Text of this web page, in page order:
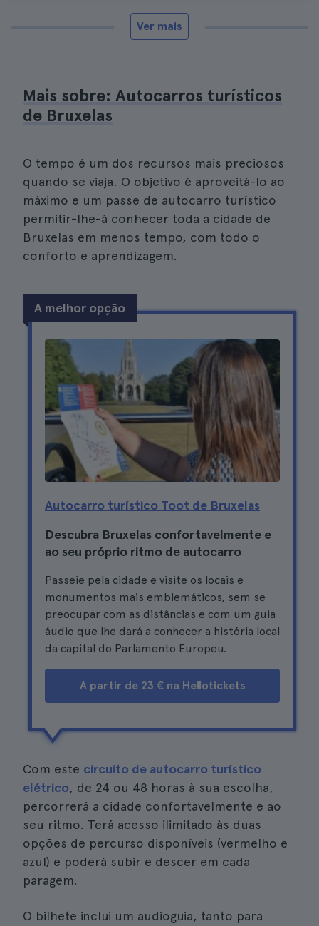
Ver mais
Mais sobre: Autocarros turísticos
de Bruxelas
O tempo é um dos recursos mais preciosos
quando se viaja. O objetivo é aproveitá-lo ao
máximo e um passe de autocarro turístico
permitir-lhe-á conhecer toda a cidade de
Bruxelas em menos tempo, com todo o
conforto e aprendizagem.
A melhor opção
Autocarro turístico Toot de Bruxelas
Descubra Bruxelas confortavelmente e
ao seu próprio ritmo de autocarro
Passeie pela cidade e visite os locais e
monumentos mais emblemáticos, sem se
preocupar com as distâncias e com um guia
áudio que lhe dará a conhecer a história local
da capital do Parlamento Europeu.
A partir de 23 € na Hellotickets
Com este circuito de autocarro turístico
elétrico, de 24 ou 48 horas à sua escolha,
percorrerá a cidade confortavelmente e ao
seu ritmo. Terá acesso ilimitado às duas
opções de percurso disponíveis (vermelho e
azul) e poderá subir e descer em cada
paragem.
O bilhete inclui um audioguia, tanto para